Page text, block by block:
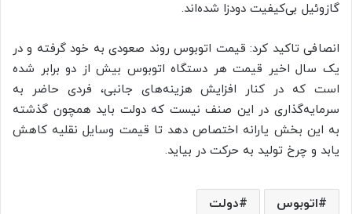
گازوئیل بی‌کیفیت دودزا شده‌اند.
انصافی تاکید کرد: قیمت اتوبوس روند صعودی به خود گرفته و در
یک سال اخیر قیمت هر دستگاه اتوبوس بیش از دو برابر شده
است که در کنار افزایش هزینه‌های جانبی، فردی حاضر به
سرمایه‌گذاری در این صنف نیست که دولت باید همچون گذشته
به این بخش یارانه اختصاص دهد تا قیمت وسایل نقلیه کاهش
یابد و چرخ تولید به حرکت در بیاید.
اتوبوس
دولت